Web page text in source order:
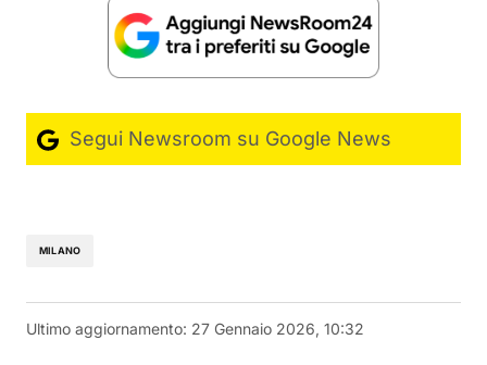
Segui Newsroom su Google News
MILANO
Ultimo aggiornamento: 27 Gennaio 2026, 10:32